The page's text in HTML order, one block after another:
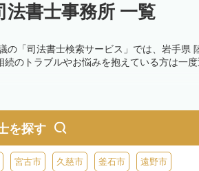
書士事務所 一覧
の「司法書士検索サービス」では、岩手県
のトラブルやお悩みを抱えている方は一
。その他の相続手続きも任せることが可能
を探す
宮古市 久慈市 釜石市 遠野市